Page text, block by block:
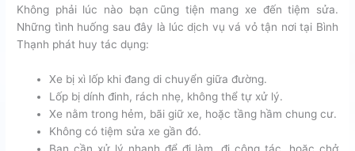
Không phải lúc nào bạn cũng tiện mang xe đến tiệm sửa.
Những tình huống sau đây là lúc dịch vụ vá vỏ tận nơi tại Bình
Thạnh phát huy tác dụng:
Xe bị xì lốp khi đang di chuyển giữa đường.
Lốp bị dính đinh, rách nhẹ, không thể tự xử lý.
Xe nằm trong hẻm, bãi giữ xe, hoặc tầng hầm chung cư.
Không có tiệm sửa xe gần đó.